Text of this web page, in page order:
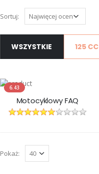
Sortuj:
WSZYSTKIE 125 CC
6.43
Motocyklowy FAQ
Pokaż: